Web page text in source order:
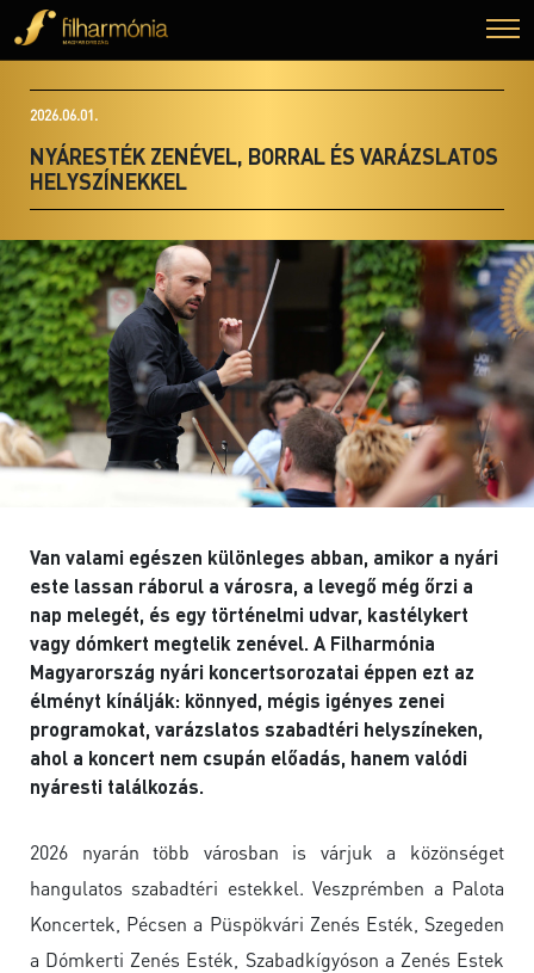
2026.06.01.
NYÁRESTÉK ZENÉVEL, BORRAL ÉS VARÁZSLATOS
HELYSZÍNEKKEL
Van valami egészen különleges abban, amikor a nyári
este lassan ráborul a városra, a levegő még őrzi a
nap melegét, és egy történelmi udvar, kastélykert
vagy dómkert megtelik zenével. A Filharmónia
Magyarország nyári koncertsorozatai éppen ezt az
élményt kínálják: könnyed, mégis igényes zenei
programokat, varázslatos szabadtéri helyszíneken,
ahol a koncert nem csupán előadás, hanem valódi
nyáresti találkozás.
2026 nyarán több városban is várjuk a közönséget
hangulatos szabadtéri estekkel. Veszprémben a Palota
Koncertek, Pécsen a Püspökvári Zenés Esték, Szegeden
a Dómkerti Zenés Esték, Szabadkígyóson a Zenés Estek